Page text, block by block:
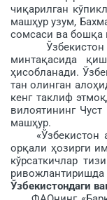
чиқарилган
машҳур узум,
сомсаси ва бошқа
Ўзбекистон
минтақасида
ҳисобланади.
тан олинган
кенг таклиф
вилоятининг
машҳур.
«Ўзбекистон
орқали ҳозирги
кўрсаткичлар
Ўзбекистондаги